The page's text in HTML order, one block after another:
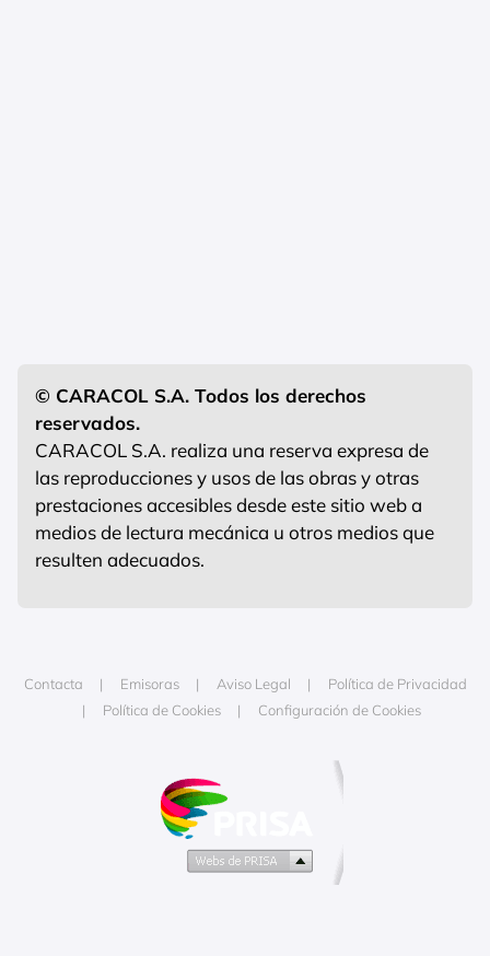
© CARACOL S.A. Todos los derechos
reservados.
CARACOL S.A. realiza una reserva expresa de
las reproducciones y usos de las obras y otras
prestaciones accesibles desde este sitio web a
medios de lectura mecánica u otros medios que
resulten adecuados.
Contacta Emisoras Aviso Legal
Política de Privacidad
Política de Cookies
Configuración de Cookies